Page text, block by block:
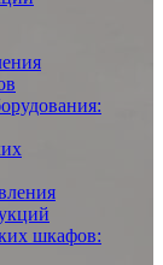
шкафов: